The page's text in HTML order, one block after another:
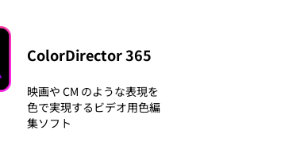
ColorDirector 365
映画や CM のような表現を
色で実現するビデオ用色編
集ソフト